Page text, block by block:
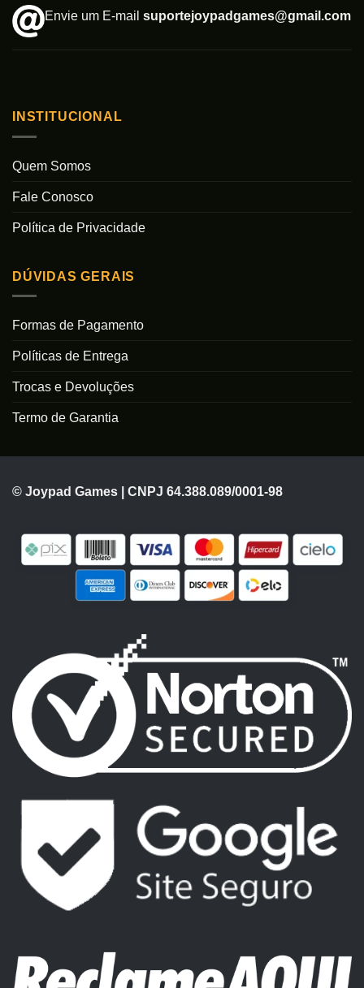
Envie um E-mail suportejoypadgames@gmail.com
INSTITUCIONAL
Quem Somos
Fale Conosco
Política de Privacidade
DÚVIDAS GERAIS
Formas de Pagamento
Políticas de Entrega
Trocas e Devoluções
Termo de Garantia
© Joypad Games | CNPJ 64.388.089/0001-98